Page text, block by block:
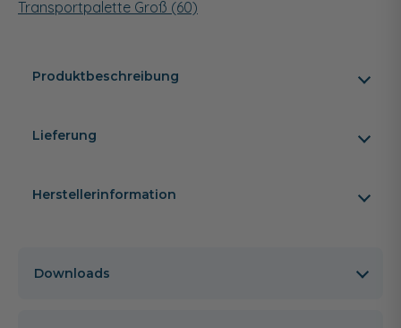
Transportpalette Groß (60)
Produktbeschreibung
Lieferung
Herstellerinformation
Downloads